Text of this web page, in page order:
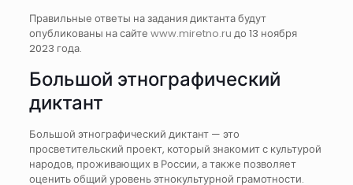
Правильные ответы на задания диктанта будут
опубликованы на сайте www.miretno.ru до 13 ноября
2023 года.
Большой этнографический
диктант
Большой этнографический диктант — это
просветительский проект, который знакомит с культурой
народов, проживающих в России, а также позволяет
оценить общий уровень этнокультурной грамотности.